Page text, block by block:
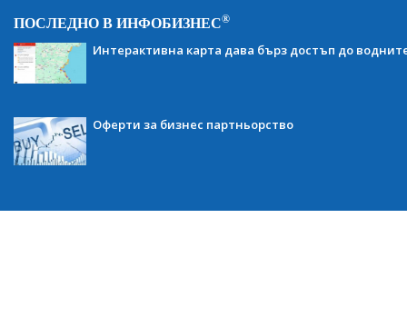
ПОСЛЕДНО В ИНФОБИЗНЕС®
Интерактивна карта дава бърз достъп до
Оферти за бизнес партньорство